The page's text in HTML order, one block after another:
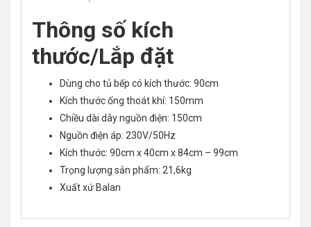
Thông số kích
thước/Lắp đặt
Dùng cho tủ bếp có kích thước: 90cm
Kích thước ống thoát khí: 150mm
Chiều dài dây nguồn điện: 150cm
Nguồn điện áp: 230V/50Hz
Kích thước: 90cm x 40cm x 84cm – 99cm
Trọng lượng sản phẩm: 21,6kg
Xuất xứ Balan